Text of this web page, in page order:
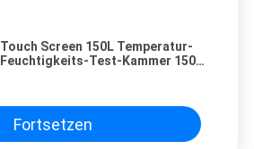
Touch Screen 150L Temperatur-
Feuchtigkeits-Test-Kammer 150C
Fortsetzen